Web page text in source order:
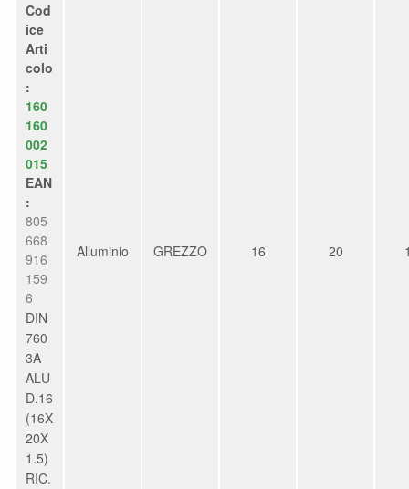
Cod
ice
Arti
colo
:
160
160
002
015
EAN
:
805
668
916
159
6
DIN
760
3A
ALU
D.16
(16X
20X
1.5)
RIC.
Alluminio GREZZO 16 20